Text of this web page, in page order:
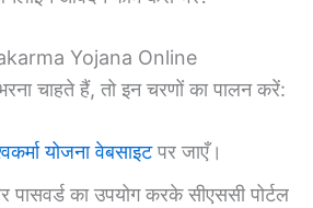
Yojana Online
चाहते हैं, तो इन चरणों का पालन करें:
योजना वेबसाइटपर जाएँ।
का उपयोग करके सीएससी पोर्टल